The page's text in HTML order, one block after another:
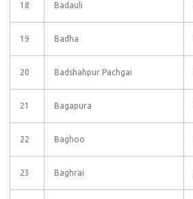
18 Badauli
19 Badha
20 Badshahpur Pachgai
21 Bagapura
22 Baghoo
23 Baghrai